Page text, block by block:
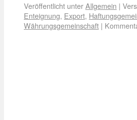
Veröffentlicht unterAllgemein |
Enteignung, Export,
Währungsgemeinschaft |